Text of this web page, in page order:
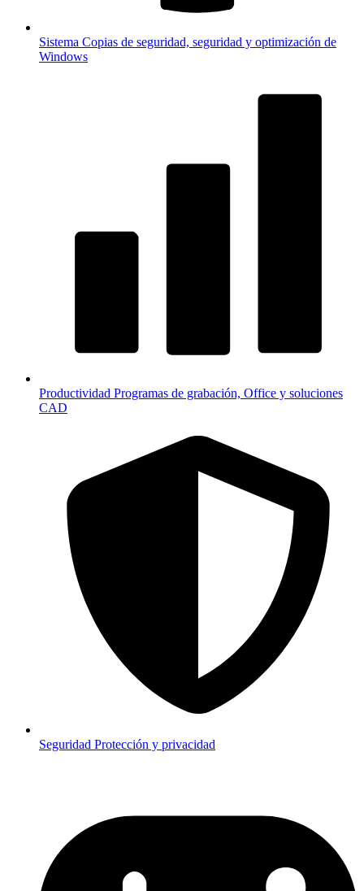
Sistema Copias de seguridad, seguridad y optimización de
Windows
Productividad Programas de grabación, Office y soluciones
CAD
Seguridad Protección y privacidad